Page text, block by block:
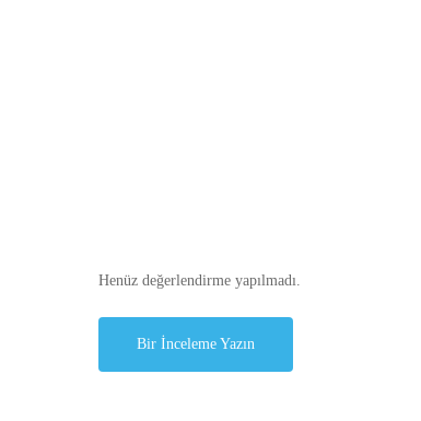
Henüz değerlendirme yapılmadı.
Bir İnceleme Yazın